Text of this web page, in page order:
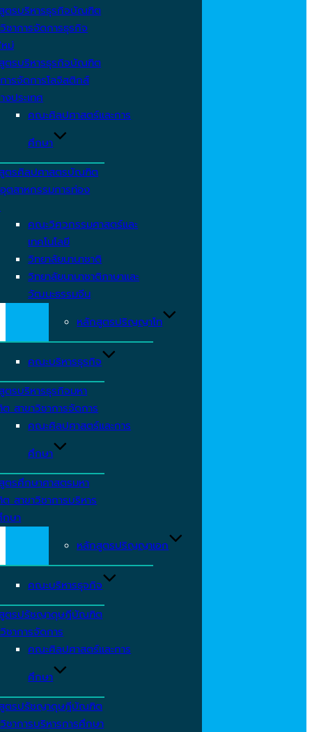
ตรบริหารธุรกิจบัณฑิต
ชาการจัดการธุรกิจ
ม่
ตรบริหารธุรกิจบัณฑิต
ารจัดการโลจิสติกส์
งประเทศ
คณะศิลปศาสตร์และการ
ศึกษา
ตรศิลปศาสตรบัณฑิต
ตสาหกรรมการท่อง
คณะวิศวกรรมศาสตร์และ
เทคโนโลยี
วิทยาลัยนานาชาติ
วิทยาลัยนานาชาติภาษาและ
วัฒนะธรรมจีน
หลักสูตรปริญญาโท
คณะบริหารธุรกิจ
ตรบริหารธุรกิจมหา
สาขาวิชาการจัดการ
คณะศิลปศาสตร์และการ
ศึกษา
ตรศึกษาศาสตรมหา
สาขาวิชาการบริหาร
กษา
หลักสูตรปริญญาเอก
คณะบริหารธุจกิจ
ตรปรัชญาดุษฎีบัณฑิต
ชาการจัดการ
คณะศิลปศาสตร์และการ
ศึกษา
ตรปรัชญาดุษฎีบัณฑิต
ชาการบริหารการศึกษา